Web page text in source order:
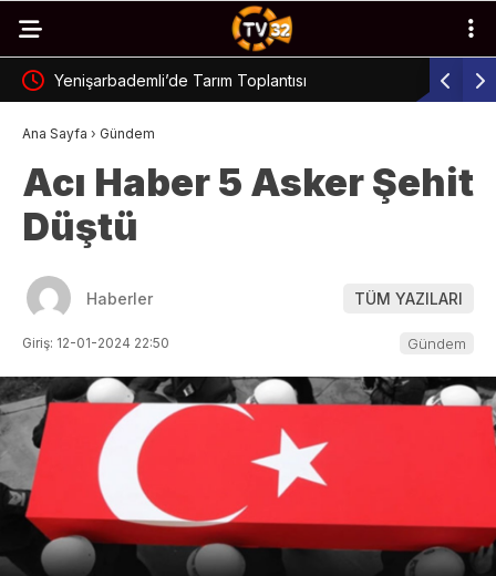
Yenişarbademli’de Tarım Toplantısı
Ana Sayfa › Gündem
Acı Haber 5 Asker Şehit
Düştü
Haberler TÜM YAZILARI
Giriş: 12-01-2024 22:50 Gündem